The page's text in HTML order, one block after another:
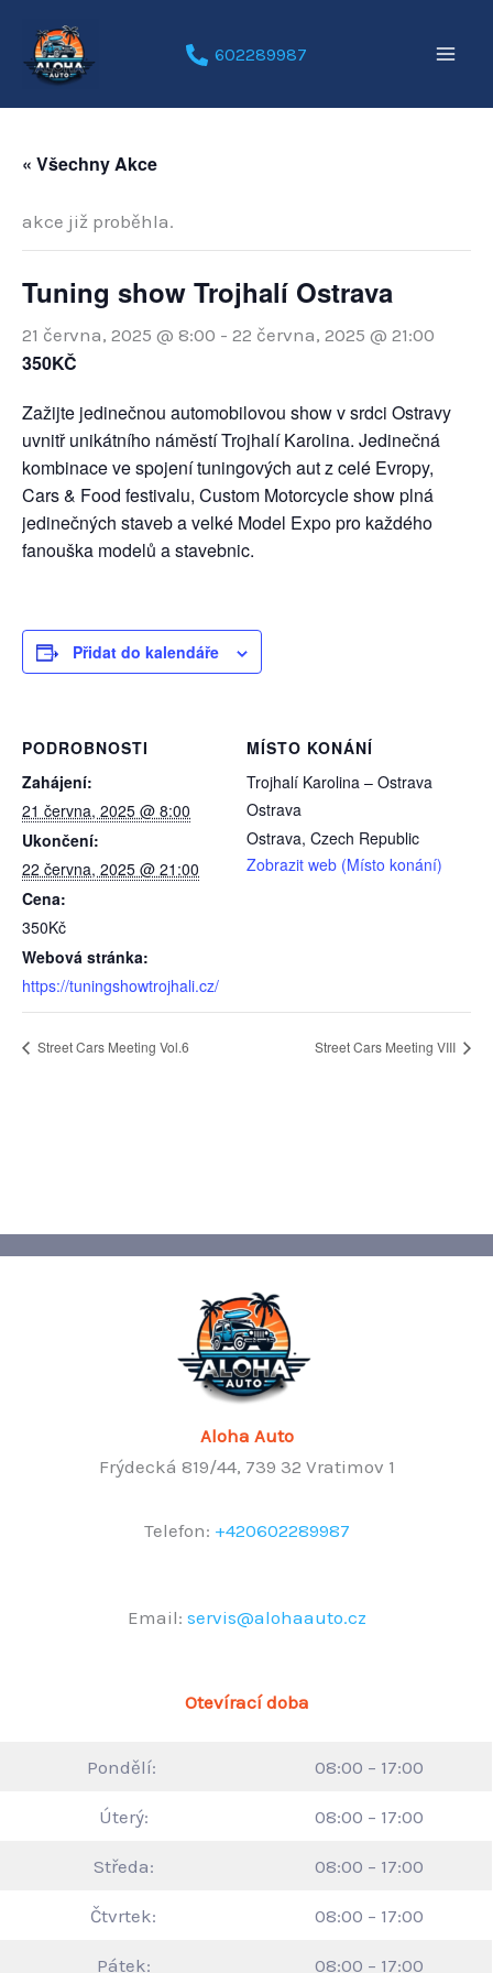
obsah
602289987
« Všechny Akce
akce již proběhla.
Tuning show Trojhalí Ostrava
21 června, 2025 @ 8:00 - 22 června, 2025 @ 21:00
350KČ
Zažijte jedinečnou automobilovou show v srdci Ostravy
uvnitř unikátního náměstí Trojhalí Karolina. Jedinečná
kombinace ve spojení tuningových aut z celé Evropy,
Cars & Food festivalu, Custom Motorcycle show plná
jedinečných staveb a velké Model Expo pro každého
fanouška modelů a stavebnic.
Přidat do kalendáře
PODROBNOSTI
Zahájení:
21 června, 2025 @ 8:00
Ukončení:
22 června, 2025 @ 21:00
Cena:
350Kč
Webová stránka:
https://tuningshowtrojhali.cz/
MÍSTO KONÁNÍ
Trojhalí Karolina – Ostrava
Ostrava
Ostrava, Czech Republic
Zobrazit web (Místo konání)
Street Cars Meeting Vol.6 Street Cars Meeting VIII
Aloha Auto
Frýdecká 819/44, 739 32 Vratimov 1
Telefon: +420602289987
Email: servis@alohaauto.cz
Otevírací doba
Pondělí: 08:00 – 17:00
Úterý: 08:00 – 17:00
Středa: 08:00 – 17:00
Čtvrtek: 08:00 – 17:00
Pátek: 08:00 – 17:00